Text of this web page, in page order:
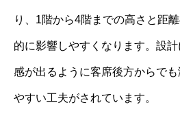
り、1階から4階までの高さと距
的に影響しやすくなります。設
感が出るように客席後方からで
やすい工夫がされています。